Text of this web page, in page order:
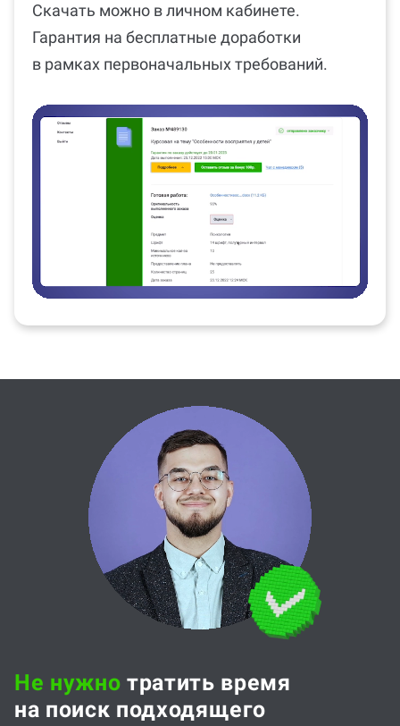
Скачать можно в личном кабинете.
Гарантия на бесплатные доработки
в рамках первоначальных требований.
Не нужно тратить время
на поиск подходящего